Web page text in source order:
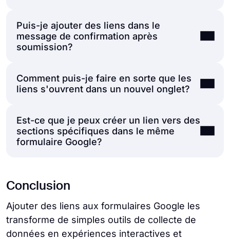
Oui, absolument. Google Forms vous permet
d'ajouter autant de liens hypertexte que
vous le souhaitez dans une seule question
processus de surligner le texte et d'ajouter
des liens pour chaque URL que vous
Exemple : "Veuillez consulter notre
[politique de confidentialité], nos [conditions
Puis-je ajouter des liens dans le
message de confirmation après
soumission?
Oui, vous pouvez inclure des URL dans le
message de confirmation qui apparaît après
Cependant, le message de confirmation ne
prend pas en charge l'éditeur de texte
enrichi, donc les URL apparaîtront comme
en incluant https://. La plupart des
navigateurs les convertiront
automatiquement en liens cliquables.
Comment puis-je faire en sorte que les
liens s'ouvrent dans un nouvel onglet?
Les liens dans les formulaires Google
s'ouvrent dans un nouvel onglet par défaut.
Cependant, Google Forms ne propose pas
dans le même onglet.
Est-ce que je peux créer un lien vers des
sections spécifiques dans le même
formulaire Google?
les liens d'ancrage ou les liens de saut vers
une section à l'intérieur du formulaire lui-
même.
Conclusion
Ajouter des liens aux formulaires Google les
transforme de simples outils de collecte de
données en expériences interactives et